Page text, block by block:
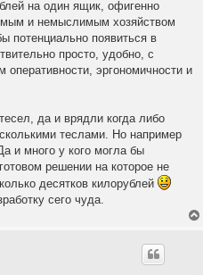
на один ящик, офигенно
и немыслимым хозяйством
потенциально появиться в
просто, удобно, с
эргономичности и
да и врядли когда либо
теслами. Но например
и много у кого могла бы
решении на которое не
десятков килорублей
сего чуда.